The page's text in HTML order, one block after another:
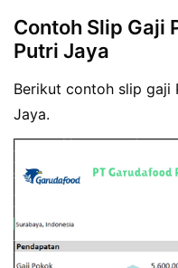
Contoh Slip Gaji
Putri Jaya
Berikut contoh slip gaji
Jaya.